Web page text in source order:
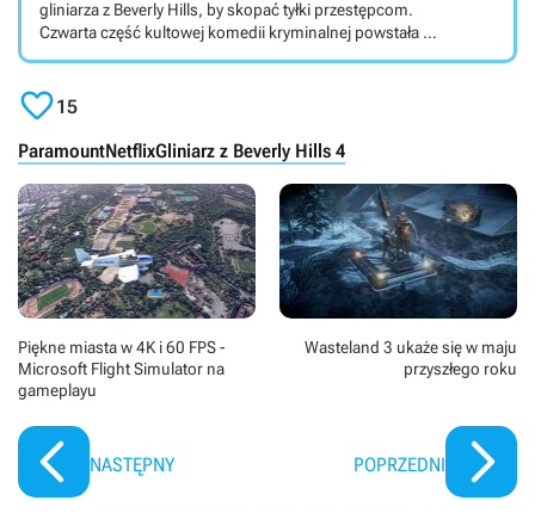
gliniarza z Beverly Hills, by skopać tyłki przestępcom.
Czwarta część kultowej komedii kryminalnej powstała w
André Nemec.
15
ParamountNetflixGliniarz z Beverly Hills 4
Piękne miasta w 4K i 60 FPS -
Microsoft Flight Simulator na
gameplayu
NASTĘPNY
Wasteland 3 ukaże się w maju
przyszłego roku
POPRZEDNI